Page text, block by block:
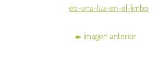
eb-una-luz-en-el-limbo
Imagen anterior